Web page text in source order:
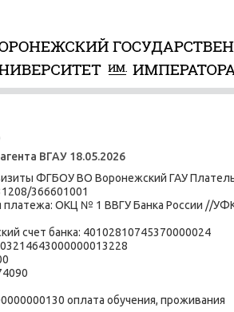
ВГАУ 18.05.2026
ФГБОУ ВО Воронежский ГАУ
366601001
платежа: ОКЦ № 1 ВВГУ Банка России //
счет банка: 40102810745370000024
оплата обучения, проживания